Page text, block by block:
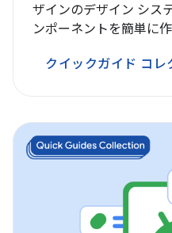
ザインのデザイン シス
ンポーネントを簡単に
クイックガイド コレ